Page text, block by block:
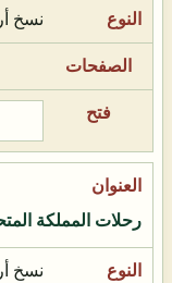
نسخ
رحلات المملكة
نسخ